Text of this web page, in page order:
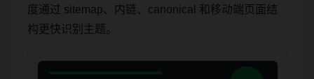
度通过 sitemap、内链、canonical 和移动端页面结
构更快识别主题。